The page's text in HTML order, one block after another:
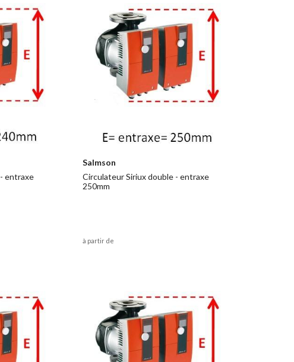
entraxe
Salmson
Circulateur Siriux double - entraxe
250mm
à partir de